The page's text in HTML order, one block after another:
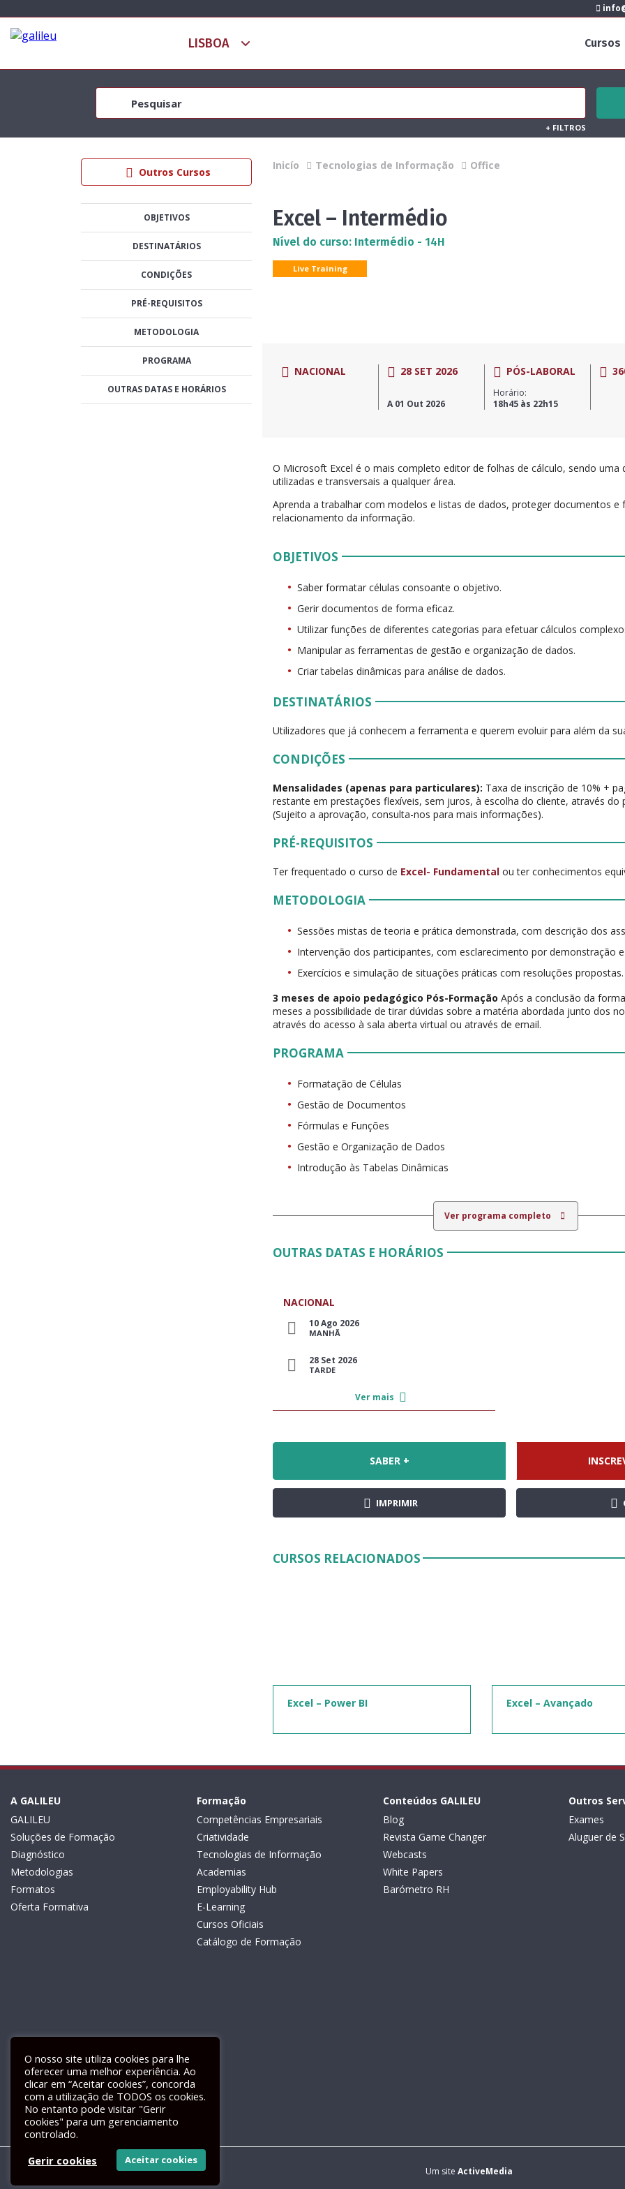
Cursos
+ FILTROS
Outros Cursos
OBJETIVOS
DESTINATÁRIOS
CONDIÇÕES
PRÉ-REQUISITOS
METODOLOGIA
PROGRAMA
OUTRAS DATAS E HORÁRIOS
Inicío Tecnologias de Informação Office
Excel – Intermédio
Nível do curso: Intermédio - 14H
Live Training
NACIONAL 28 SET 2026
A 01 Out 2026
PÓS-LABORAL
Horário:
18h45 às 22h15
O Microsoft Excel é o mais completo editor de folhas de cálculo, sendo uma
utilizadas e transversais a qualquer área.
Aprenda a trabalhar com modelos e listas de dados, proteger documentos e
relacionamento da informação.
OBJETIVOS
Saber formatar células consoante o objetivo.
Gerir documentos de forma eficaz.
Utilizar funções de diferentes categorias para efetuar cálculos
Manipular as ferramentas de gestão e organização de dados.
Criar tabelas dinâmicas para análise de dados.
DESTINATÁRIOS
Utilizadores que já conhecem a ferramenta e querem evoluir para além da
CONDIÇÕES
Mensalidades (apenas para particulares): Taxa de inscrição de 10% +
restante em prestações flexíveis, sem juros, à escolha do cliente, através do
(Sujeito a aprovação, consulta-nos para mais informações).
PRÉ-REQUISITOS
Ter frequentado o curso de Excel- Fundamental ou ter conhecimentos
METODOLOGIA
Sessões mistas de teoria e prática demonstrada, com descrição dos
Intervenção dos participantes, com esclarecimento por demonstração
Exercícios e simulação de situações práticas com resoluções propostas.
3 meses de apoio pedagógico Pós-Formação Após a conclusão da
meses a possibilidade de tirar dúvidas sobre a matéria abordada junto dos
através do acesso à sala aberta virtual ou através de email.
PROGRAMA
Formatação de Células
Gestão de Documentos
Fórmulas e Funções
Gestão e Organização de Dados
Introdução às Tabelas Dinâmicas
Ver programa completo
OUTRAS DATAS E HORÁRIOS
NACIONAL
10 Ago 2026
MANHÃ
28 Set 2026
TARDE
Ver mais
SABER +
IMPRIMIR
CURSOS RELACIONADOS
Excel – Power BI Excel – Avançado
A GALILEU
GALILEU
Soluções de Formação
Diagnóstico
Metodologias
Formatos
Oferta Formativa
Formação
Competências Empresariais
Criatividade
Tecnologias de Informação
Academias
Employability Hub
E-Learning
Cursos Oficiais
Catálogo de Formação
Conteúdos GALILEU
Blog
Revista Game Changer
Webcasts
White Papers
Barómetro RH
Outros
Exames
Aluguer de
Livro de Reclamações Electrónico
Um site ActiveMedia
O nosso site utiliza cookies para lhe
oferecer uma melhor experiência. Ao
clicar em “Aceitar cookies”, concorda
com a utilização de TODOS os cookies.
No entanto pode visitar "Gerir
cookies" para um gerenciamento
controlado.
Gerir cookies
Aceitar cookies